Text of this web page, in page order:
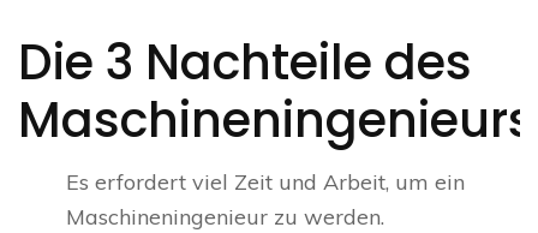
Die 3 Nachteile des
Es erfordert viel Zeit und Arbeit, um ein
Maschineningenieur zu werden.